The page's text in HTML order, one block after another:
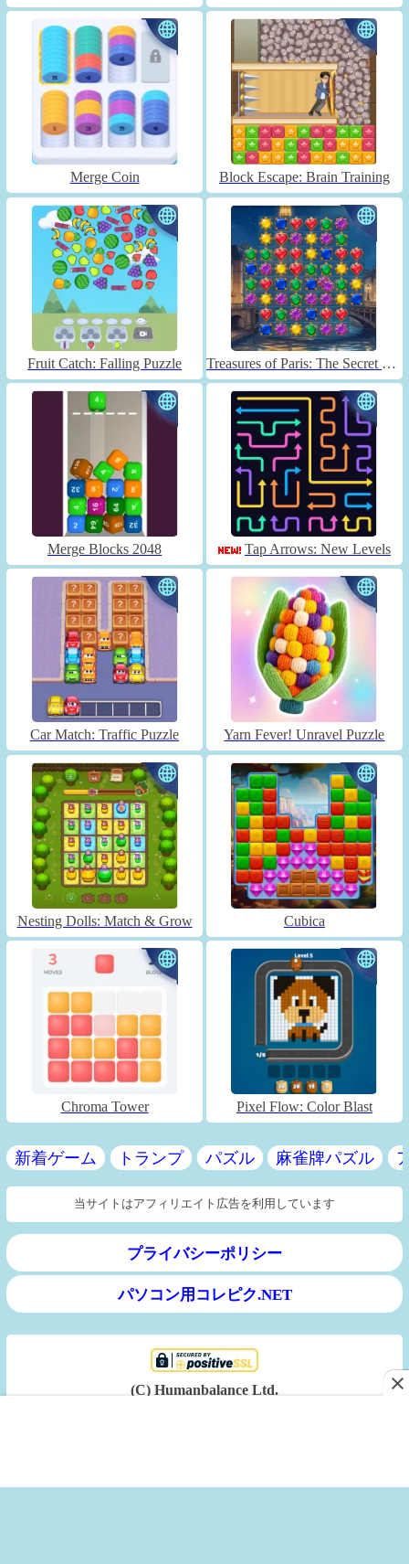
Merge Coin Block Escape: Brain Training
Fruit Catch: Falling Puzzle Treasures of Paris: The Secret of Gems - Match 3
Merge Blocks 2048 Tap Arrows: New Levels
Car Match: Traffic Puzzle Yarn Fever! Unravel Puzzle
Nesting Dolls: Match & Grow Cubica
Chroma Tower Pixel Flow: Color Blast
新着ゲーム トランプ パズル 麻雀牌パズル
当サイトはアフィリエイト広告を利用しています
プライバシーポリシー
パソコン用コレピク.NET
(C) Humanbalance Ltd.